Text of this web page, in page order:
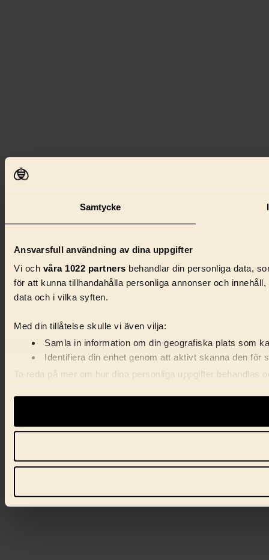
Samtycke
Ansvarsfull användning av dina uppgifter
Vi och våra 1022 partners behandlar din personliga data,
för att kunna tillhandahålla personliga annonser och
data och i vilka syften.
Med din tillåtelse skulle vi även vilja:
Samla in information om din geografiska plats som
Identifiera din enhet genom att aktivt skanna den för
Ta reda på mer om hur dina personliga uppgifter behandlas